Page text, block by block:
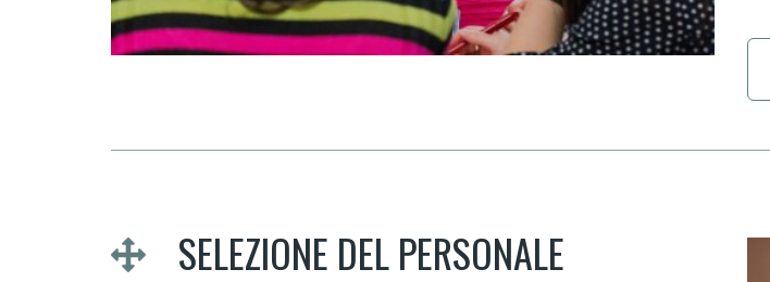
SELEZIONE DEL PERSONALE